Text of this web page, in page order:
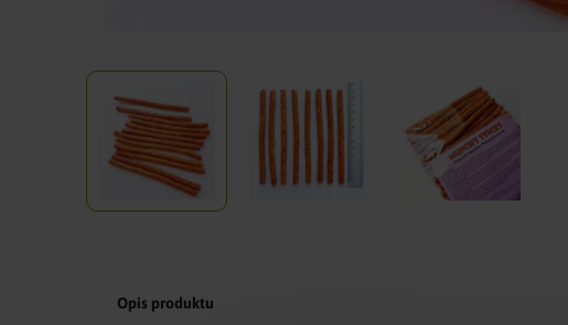
Opis produktu